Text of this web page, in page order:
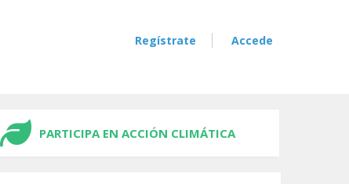
Regístrate Accede
PARTICIPA EN ACCIÓN CLIMÁTICA